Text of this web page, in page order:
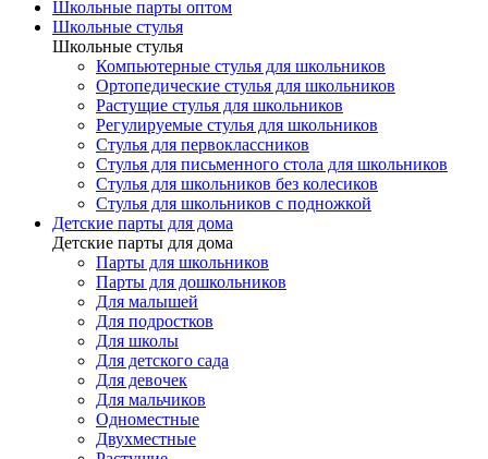
Школьные парты оптом
Школьные стулья
Школьные стулья
Компьютерные стулья для школьников
Ортопедические стулья для школьников
Растущие стулья для школьников
Регулируемые стулья для школьников
Стулья для первоклассников
Стулья для письменного стола для школьников
Стулья для школьников без колесиков
Стулья для школьников с подножкой
Детские парты для дома
Детские парты для дома
Парты для школьников
Парты для дошкольников
Для малышей
Для подростков
Для школы
Для детского сада
Для девочек
Для мальчиков
Одноместные
Двухместные